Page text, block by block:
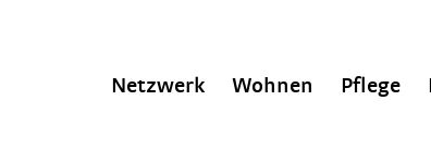
Netzwerk Wohnen Pflege